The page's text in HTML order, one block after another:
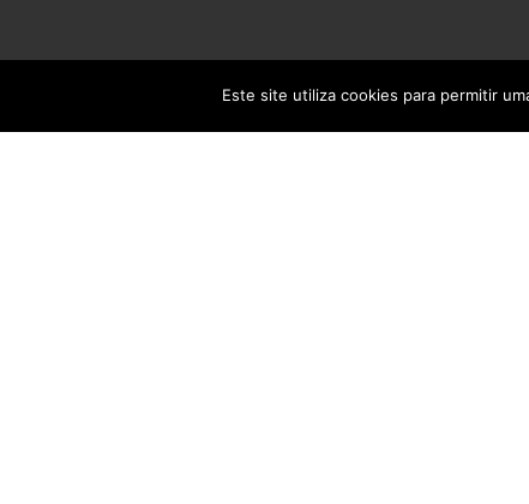
Este site utiliza cookies para permitir